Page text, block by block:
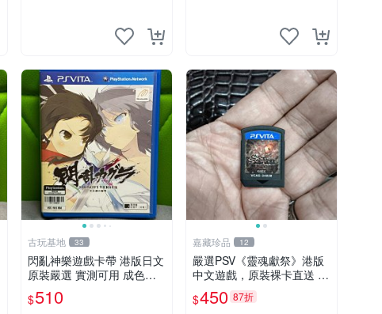
古玩基地 33
閃亂神樂遊戲卡帶 港版日文
原裝嚴選 實測可用 成色透
明保証 正常玩耍無問題 閃
亂神樂 港版 日文 卡帶 港行
$510
嘉藏珍品 12
嚴選PSV《靈魂獻祭》港版
中文遊戲，原裝裸卡直送 靈
魂獻祭 PSV 游戲 卡帶
$450 87折